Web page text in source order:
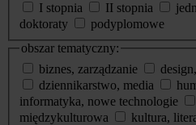
I stopnia
II stopnia
doktoraty
podyplomowe
obszar tematyczny:
biznes, zarządzanie
dziennikarstwo, media
informatyka, nowe technologie
międzykulturowa
kultura,